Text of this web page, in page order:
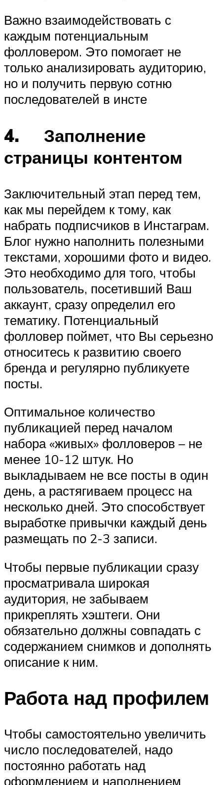
Важно взаимодействовать с
каждым потенциальным
фолловером. Это помогает не
только анализировать аудиторию,
но и получить первую сотню
последователей в инсте
4. Заполнение
страницы контентом
Заключительный этап перед тем,
как мы перейдем к тому, как
набрать подписчиков в Инстаграм.
Блог нужно наполнить полезными
текстами, хорошими фото и видео.
Это необходимо для того, чтобы
пользователь, посетивший Ваш
аккаунт, сразу определил его
тематику. Потенциальный
фолловер поймет, что Вы серьезно
относитесь к развитию своего
бренда и регулярно публикуете
посты.
Оптимальное количество
публикацией перед началом
набора «живых» фолловеров – не
менее 10-12 штук. Но
выкладываем не все посты в один
день, а растягиваем процесс на
несколько дней. Это способствует
выработке привычки каждый день
размещать по 2-3 записи.
Чтобы первые публикации сразу
просматривала широкая
аудитория, не забываем
прикреплять хэштеги. Они
обязательно должны совпадать с
содержанием снимков и дополнять
описание к ним.
Работа над профилем
Чтобы самостоятельно увеличить
число последователей, надо
постоянно работать над
оформлением и наполнением